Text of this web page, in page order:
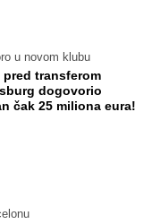
u novom klubu
transferom
dogovorio
čak 25 miliona eura!